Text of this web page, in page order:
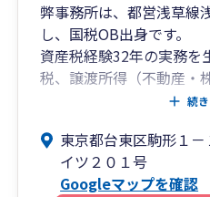
弊事務所は、都営浅草線
し、国税OB出身です。
資産税経験32年の実務を
税、譲渡所得（不動産・
心に活動しております。
ります。
申告はすべて電子申告です
続
東京都台東区駒形１
イツ２０１号
Googleマップを確認